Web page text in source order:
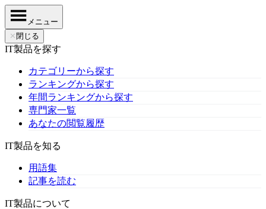
メニュー
✕ 閉じる
IT製品を探す
カテゴリーから探す
ランキングから探す
年間ランキングから探す
専門家一覧
あなたの閲覧履歴
IT製品を知る
用語集
記事を読む
IT製品について